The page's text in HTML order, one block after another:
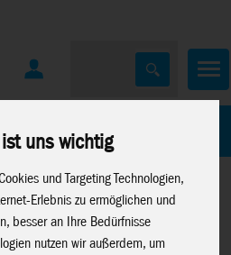
uns wichtig
und Targeting Technologien,
Erlebnis zu ermöglichen und
besser an Ihre Bedürfnisse
nutzen wir außerdem, um
& Kleinteile>Kohlefaser Stäbe